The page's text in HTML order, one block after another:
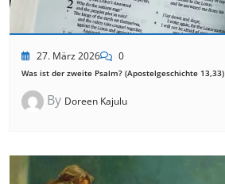
27. März 2026 0
Was ist der zweite Psalm? (Apostelgeschichte 13,33)
By Doreen Kajulu